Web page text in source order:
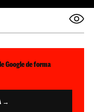
Google de forma
→